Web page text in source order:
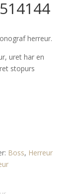
herreur.
uret har en
stopurs
Boss, Herreur